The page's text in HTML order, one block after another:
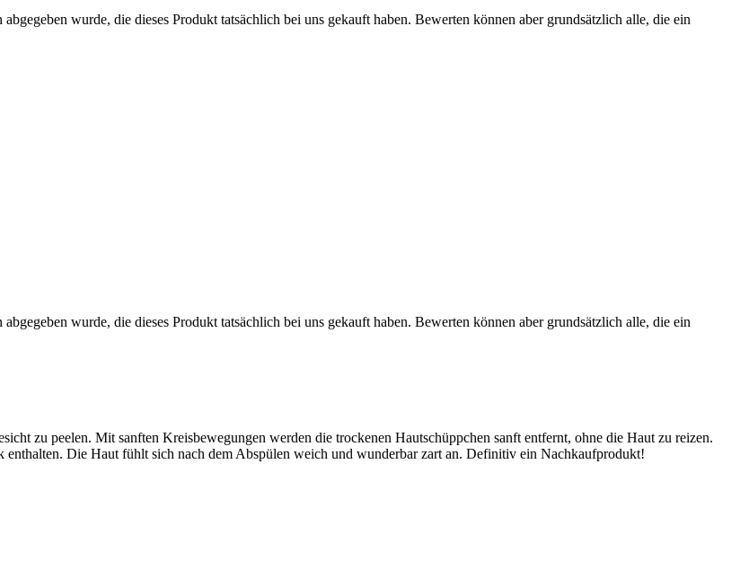
wurde, die dieses Produkt tatsächlich bei uns gekauft haben. Bewerten können aber grundsätzlich alle, die ein
wurde, die dieses Produkt tatsächlich bei uns gekauft haben. Bewerten können aber grundsätzlich alle, die ein
zu peelen. Mit sanften Kreisbewegungen werden die trockenen Hautschüppchen sanft entfernt, ohne die Haut zu reizen.
Die Haut fühlt sich nach dem Abspülen weich und wunderbar zart an. Definitiv ein Nachkaufprodukt!